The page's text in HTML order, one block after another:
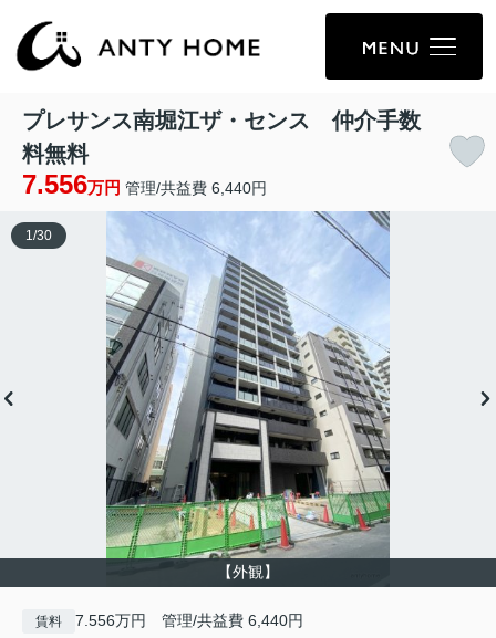
プレサンス南堀江ザ・センス 仲介手数
料無料
7.556万円 管理/共益費 6,440円
【外観】
1 /30
賃料 7.556万円 管理/共益費 6,440円